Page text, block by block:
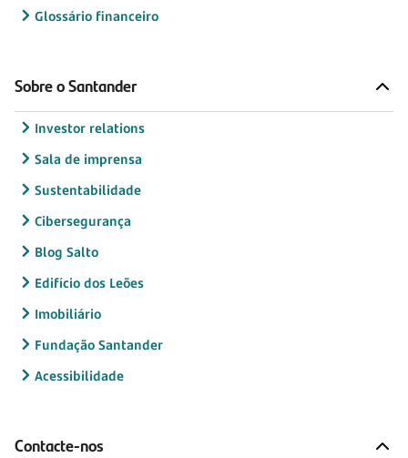
Glossário financeiro
Sobre o Santander
Investor relations
Sala de imprensa
Sustentabilidade
Cibersegurança
Blog Salto
Edifício dos Leões
Imobiliário
Fundação Santander
Acessibilidade
Contacte-nos